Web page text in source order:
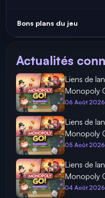
Bons plans du jeu
Actualités
Liens de
Monopoly
06 Août 2026
Liens de
Monopoly
05 Août 2026
Liens de
Monopoly
04 Août 2026